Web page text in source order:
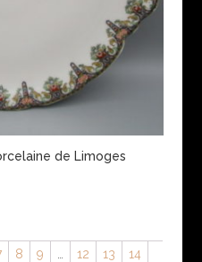
de Limoges
8 9 12 13
14